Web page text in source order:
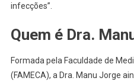
infecções”.
Quem é Dra.
Formada pela Faculdade de
(FAMECA), a Dra. Manu Jorge